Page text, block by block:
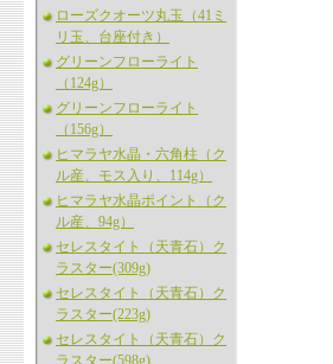
ローズクオーツ丸玉（41ミ
リ玉、台座付き）
グリーンフローライト
（124g）
グリーンフローライト
（156g）
ヒマラヤ水晶・六角柱（ク
ル産、モス入り、114g）
ヒマラヤ水晶ポイント（ク
ル産、94g）
セレスタイト（天青石）ク
ラスター(309g)
セレスタイト（天青石）ク
ラスター(223g)
セレスタイト（天青石）ク
ラスター(598g)